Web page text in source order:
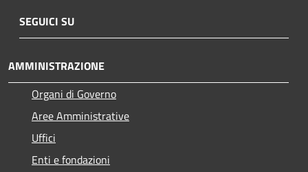
SEGUICI SU
AMMINISTRAZIONE
Organi di Governo
Aree Amministrative
Uffici
Enti e fondazioni